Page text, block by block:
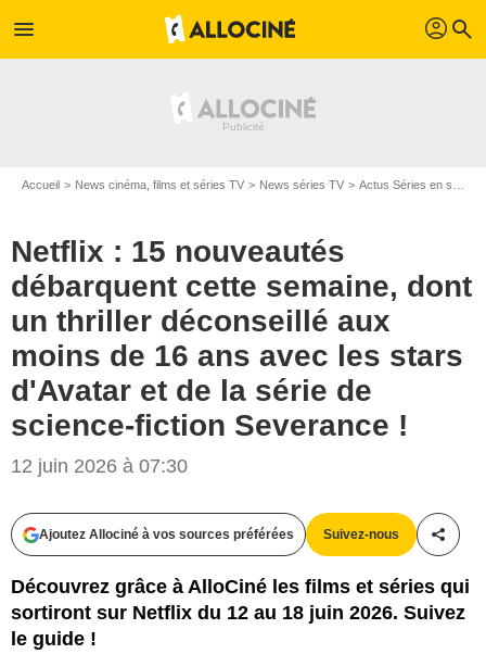
menu profil search
Accueil News cinéma, films et séries TV News séries TV Actus Séries en streaming
Netflix : 15 nouveautés
débarquent cette semaine, dont
un thriller déconseillé aux
moins de 16 ans avec les stars
d'Avatar et de la série de
science-fiction Severance !
12 juin 2026 à 07:30
Ajoutez Allociné à vos sources préférées Suivez-nous
Découvrez grâce à AlloCiné les films et séries qui
sortiront sur Netflix du 12 au 18 juin 2026. Suivez
le guide !